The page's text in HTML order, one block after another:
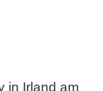
in Irland am